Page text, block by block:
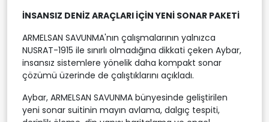
İNSANSIZ DENİZ ARAÇLARI İÇİN YENİ SONAR PAKETİ
ARMELSAN SAVUNMA'nın çalışmalarının yalnızca
NUSRAT-1915 ile sınırlı olmadığına dikkati çeken Aybar,
insansız sistemlere yönelik daha kompakt sonar
çözümü üzerinde de çalıştıklarını açıkladı.
Aybar, ARMELSAN SAVUNMA bünyesinde geliştirilen
yeni sonar suitinin mayın avlama, dalgıç tespiti,